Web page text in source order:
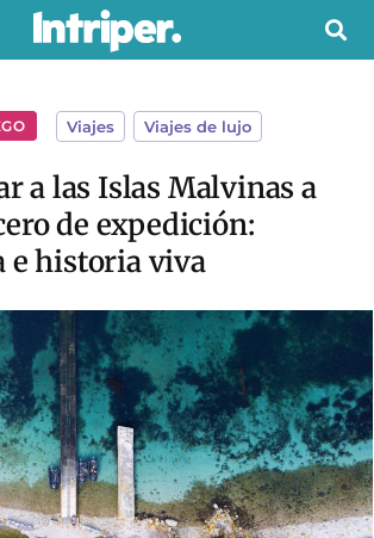
Viajes Viajes de lujo
a las Islas Malvinas a
de expedición:
e historia viva